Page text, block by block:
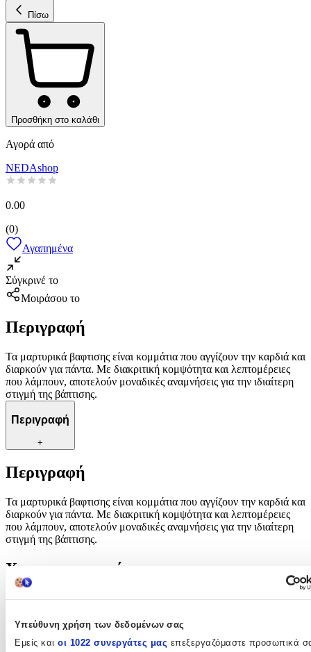
Υπεύθυνη χρήση των δεδομένων σας
Εμείς και οι 1022 συνεργάτες μας επεξεργαζόμαστε προσωπικά
Πίσω
Προσθήκη στο καλάθι
Αγορά από
NEDAshop
0.00
(0)
Αγαπημένα
Σύγκρινέ το
Μοιράσου το
Περιγραφή
Τα μαρτυρικά βαφτισης είναι κομμάτια που αγγίζουν την καρδιά και
διαρκούν για πάντα. Με διακριτική κομψότητα και λεπτομέρειες
που λάμπουν, αποτελούν μοναδικές αναμνήσεις για την ιδιαίτερη
στιγμή της βάπτισης.
Περιγραφή
+
Περιγραφή
Τα μαρτυρικά βαφτισης είναι κομμάτια που αγγίζουν την καρδιά και
διαρκούν για πάντα. Με διακριτική κομψότητα και λεπτομέρειες
που λάμπουν, αποτελούν μοναδικές αναμνήσεις για την ιδιαίτερη
στιγμή της βάπτισης.
Χαρακτηριστικά
Κατασκευαστής:
OEM